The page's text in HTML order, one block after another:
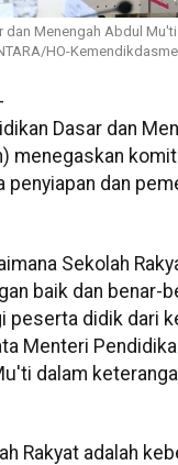
dan Menengah Abdul
HO-
Dasar dan
menegaskan
dan
Sekolah
baik dan benar-
peserta didik dari
Menteri
dalam
Rakyat adalah